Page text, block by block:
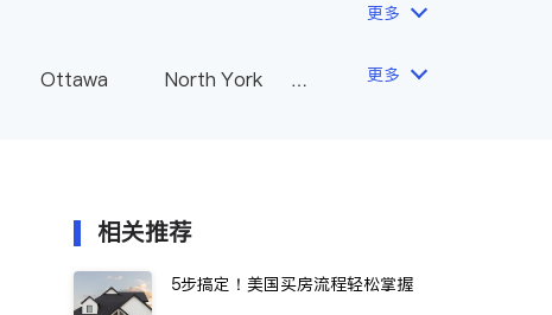
更多
Ottawa
North York
更多
相关推荐
5步搞定！美国买房流程轻松掌握